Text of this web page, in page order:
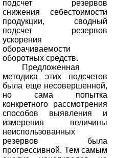
подсчет резервов
снижения себестоимости
продукции, сводный
подсчет резервов
ускорения
оборачиваемости
оборотных средств.
Предложенная
методика этих подсчетов
была еще несовершенной,
но сама попытка
конкретного рассмотрения
способов выявления и
измерения величины
неиспользованных
резервов была
прогрессивной. Тем самым